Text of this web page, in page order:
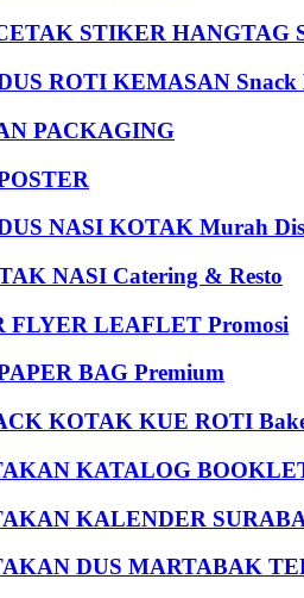
STIKER HANGTAG
ROTI KEMASAN Snack
PACKAGING
NASI KOTAK Murah
NASI Catering & Resto
FLYER LEAFLET Promosi
BAG Premium
KOTAK KUE ROTI
KATALOG
KALENDER
DUS MARTABAK